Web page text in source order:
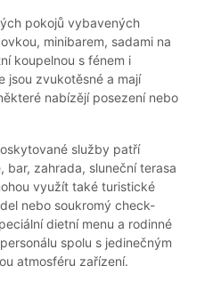
pokojů vybavených
minibarem, sadami na
koupelnou s fénem i
jsou zvukotěsné a mají
nabízějí posezení nebo
služby patří
bar, zahrada, sluneční terasa
využít také turistické
nebo soukromý check-
dietní menu a rodinné
spolu s jedinečným
atmosféru zařízení.